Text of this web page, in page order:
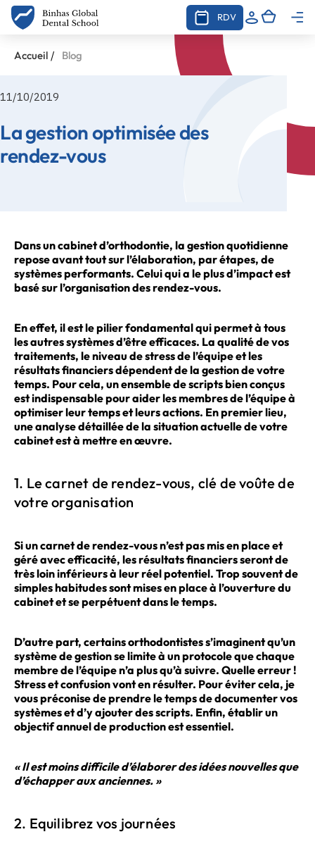
RDV
Accueil / Blog
11/10/2019
La gestion optimisée des
rendez-vous
Dans un cabinet d’orthodontie, la gestion quotidienne
repose avant tout sur l’élaboration, par étapes, de
systèmes performants. Celui qui a le plus d’impact est
basé sur l’organisation des rendez-vous.
En effet, il est le pilier fondamental qui permet à tous
les autres systèmes d’être efficaces. La qualité de vos
traitements, le niveau de stress de l’équipe et les
résultats financiers dépendent de la gestion de votre
temps. Pour cela, un ensemble de scripts bien conçus
est indispensable pour aider les membres de l’équipe à
optimiser leur temps et leurs actions. En premier lieu,
une analyse détaillée de la situation actuelle de votre
cabinet est à mettre en œuvre.
1. Le carnet de rendez-vous, clé de voûte de
votre organisation
Si un carnet de rendez-vous n’est pas mis en place et
géré avec efficacité, les résultats financiers seront de
très loin inférieurs à leur réel potentiel. Trop souvent de
simples habitudes sont mises en place à l’ouverture du
cabinet et se perpétuent dans le temps.
D’autre part, certains orthodontistes s’imaginent qu’un
système de gestion se limite à un protocole que chaque
membre de l’équipe n’a plus qu’à suivre. Quelle erreur !
Stress et confusion vont en résulter. Pour éviter cela, je
vous préconise de prendre le temps de documenter vos
systèmes et d’y ajouter des scripts. Enfin, établir un
objectif annuel de production est essentiel.
« Il est moins difficile d’élaborer des idées nouvelles que
d’échapper aux anciennes. »
2. Equilibrez vos journées